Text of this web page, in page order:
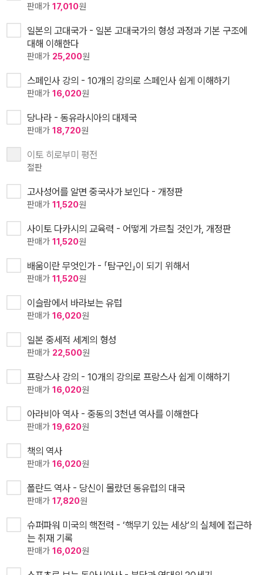
판매가 17,010원
일본의 고대국가 - 일본 고대국가의 형성 과정과 기본 구조에
대해 이해한다
판매가 25,200원
스페인사 강의 - 10개의 강의로 스페인사 쉽게 이해하기
판매가 16,020원
당나라 - 동유라시아의 대제국
판매가 18,720원
이토 히로부미 평전
절판
고사성어를 알면 중국사가 보인다 - 개정판
판매가 11,520원
사이토 다카시의 교육력 - 어떻게 가르칠 것인가, 개정판
판매가 11,520원
배움이란 무엇인가 - 「탐구인」이 되기 위해서
판매가 11,520원
이슬람에서 바라보는 유럽
판매가 16,020원
일본 중세적 세계의 형성
판매가 22,500원
프랑스사 강의 - 10개의 강의로 프랑스사 쉽게 이해하기
판매가 16,020원
아라비아 역사 - 중동의 3천년 역사를 이해한다
판매가 19,620원
책의 역사
판매가 16,020원
폴란드 역사 - 당신이 몰랐던 동유럽의 대국
판매가 17,820원
슈퍼파워 미국의 핵전력 - ‘핵무기 있는 세상’의 실체에 접근하
는 취재 기록
판매가 16,020원